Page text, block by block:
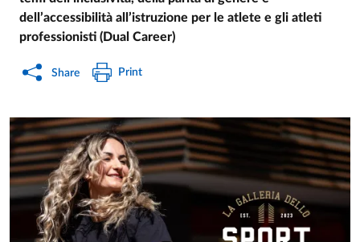
dell’accessibilità all’istruzione per le atlete e gli atleti
professionisti (Dual Career)
Share Print